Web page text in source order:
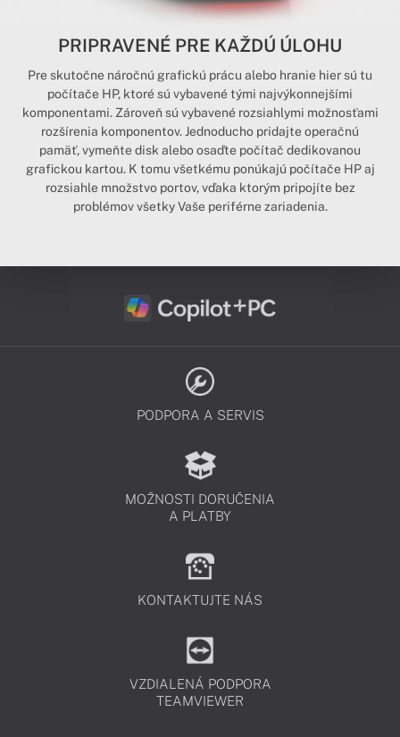
PRIPRAVENÉ PRE KAŽDÚ ÚLOHU
Pre skutočne náročnú grafickú prácu alebo hranie hier sú tu
počítače HP, ktoré sú vybavené tými najvýkonnejšími
komponentami. Zároveň sú vybavené rozsiahlymi možnosťami
rozšírenia komponentov. Jednoducho pridajte operačnú
pamäť, vymeňte disk alebo osaďte počítač dedikovanou
grafickou kartou. K tomu všetkému ponúkajú počítače HP aj
rozsiahle množstvo portov, vďaka ktorým pripojíte bez
problémov všetky Vaše periférne zariadenia.
PODPORA A SERVIS
MOŽNOSTI DORUČENIA
A PLATBY
KONTAKTUJTE NÁS
VZDIALENÁ PODPORA
TEAMVIEWER